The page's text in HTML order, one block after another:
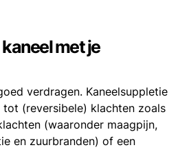
met je
verdragen. Kaneelsuppletie
(reversibele) klachten zoals
(waaronder maagpijn,
en zuurbranden) of een